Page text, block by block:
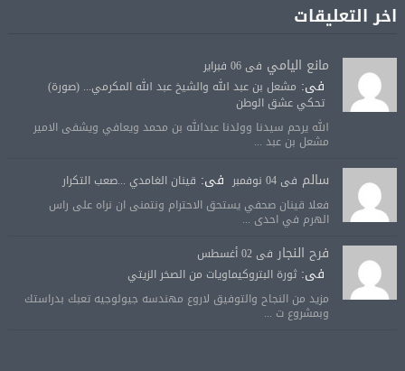
اخر التعليقات
مانع اليامي فى 06 فبراير
فى: مشعل بن عبد الله والشيخ عبد الله المكرمي... (صورة)
تحكي عشق الوطن
الله يرحم سيدنا وولدنا عبدالله بن محمد ويعافي ويشفى الامير
مشعل بن عبد ...
سالم فى 04 نوفمبر فى: قينان الغامدي ...صعب التكرار
فعلا قينان صحفي يستحق الاحترام ونتمنى ان نراه على راس
الهرم في احدى ...
فرح النجار فى 02 أغسطس
فى:ثورة البتروكيماويات من الصخر الزيتي
مزيد من النجاح والتوفيق لاروع مهندسه جيولوجيه تعبك بدراستك
وبمشروع ت ...